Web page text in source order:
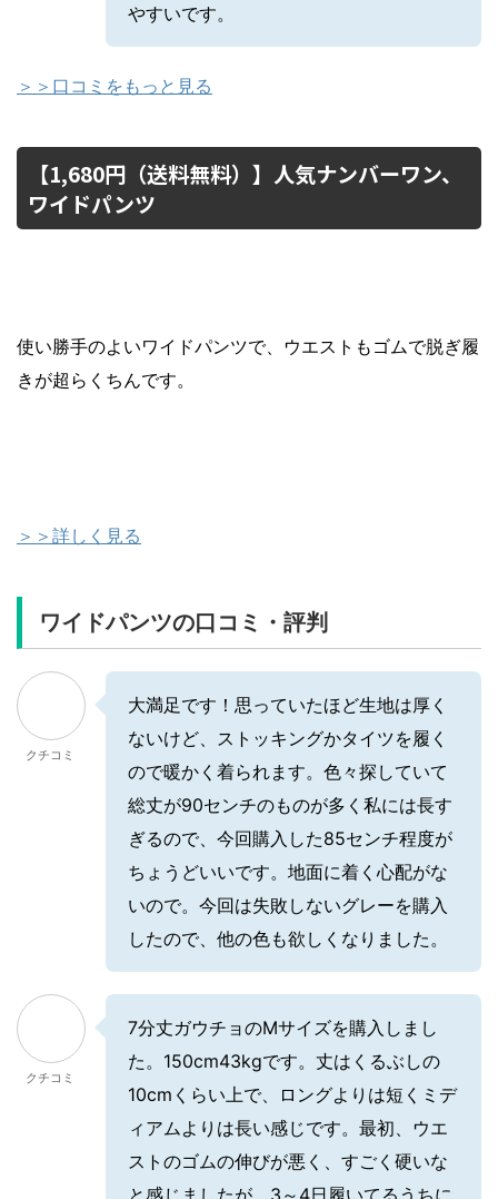
やすいです。
＞＞口コミをもっと見る
【1,680円（送料無料）】人気ナンバーワン、
ワイドパンツ
使い勝手のよいワイドパンツで、ウエストもゴムで脱ぎ履
きが超らくちんです。
＞＞詳しく見る
ワイドパンツの口コミ・評判
クチコミ
大満足です！思っていたほど生地は厚く
ないけど、ストッキングかタイツを履く
ので暖かく着られます。色々探していて
総丈が90センチのものが多く私には長す
ぎるので、今回購入した85センチ程度が
ちょうどいいです。地面に着く心配がな
いので。今回は失敗しないグレーを購入
したので、他の色も欲しくなりました。
クチコミ
7分丈ガウチョのMサイズを購入しまし
た。150cm43kgです。丈はくるぶしの
10cmくらい上で、ロングよりは短くミデ
ィアムよりは長い感じです。最初、ウエ
ストのゴムの伸びが悪く、すごく硬いな
と感じましたが、3～4日履いてるうちに